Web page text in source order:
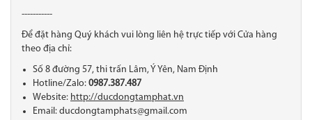
-----------
Để đặt hàng Quý khách vui lòng liên hệ trực tiếp với Cửa hàng
theo địa chỉ:
Số 8 đường 57, thi trấn Lâm, Ý Yên, Nam Định
Hotline/Zalo: 0987.387.487
Website: http://ducdongtamphat.vn
Email: ducdongtamphats@gmail.com